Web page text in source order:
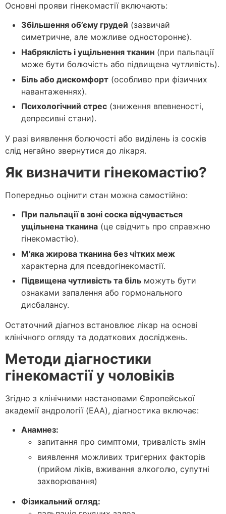
Основні прояви гінекомастії включають:
Збільшення об’єму грудей (зазвичай
симетричне, але можливе одностороннє).
Набряклість і ущільнення тканин (при пальпації
може бути болючість або підвищена чутливість).
Біль або дискомфорт (особливо при фізичних
навантаженнях).
Психологічний стрес (зниження впевненості,
депресивні стани).
У разі виявлення болючості або виділень із сосків
слід негайно звернутися до лікаря.
Як визначити гінекомастію?
Попередньо оцінити стан можна самостійно:
При пальпації в зоні соска відчувається
ущільнена тканина (це свідчить про справжню
гінекомастію).
М’яка жирова тканина без чітких меж
характерна для псевдогінекомастії.
Підвищена чутливість та біль можуть бути
ознаками запалення або гормонального
дисбалансу.
Остаточний діагноз встановлює лікар на основі
клінічного огляду та додаткових досліджень.
Методи діагностики
гінекомастії у чоловіків
Згідно з клінічними настановами Європейської
академії андрології (EAA), діагностика включає:
Анамнез:
запитання про симптоми, тривалість змін
виявлення можливих тригерних факторів
(прийом ліків, вживання алкоголю, супутні
захворювання)
Фізикальний огляд: